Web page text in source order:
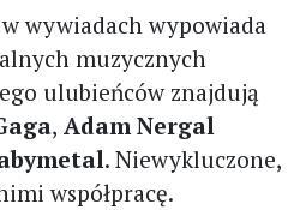
w wywiadach wypowiada
muzycznych
ulubieńców znajdują
, Adam Nergal
. Niewykluczone,
współpracę.